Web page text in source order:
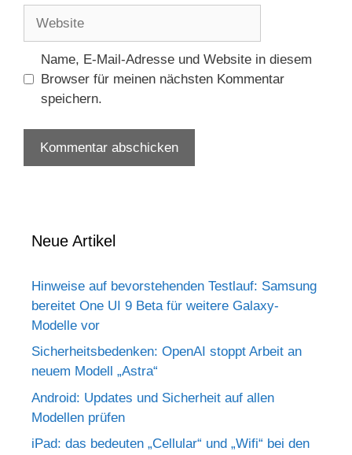
Adresse
Name, E-Mail-Adresse und Website in diesem
Browser für meinen nächsten Kommentar
speichern.
Neue Artikel
Hinweise auf bevorstehenden Testlauf: Samsung
bereitet One UI 9 Beta für weitere Galaxy-
Modelle vor
Sicherheitsbedenken: OpenAI stoppt Arbeit an
neuem Modell „Astra“
Android: Updates und Sicherheit auf allen
Modellen prüfen
iPad: das bedeuten „Cellular“ und „Wifi“ bei den